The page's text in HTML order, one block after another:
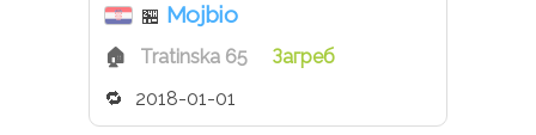
🏪 Mojbio
Tratinska 65
Загреб
2018-01-01